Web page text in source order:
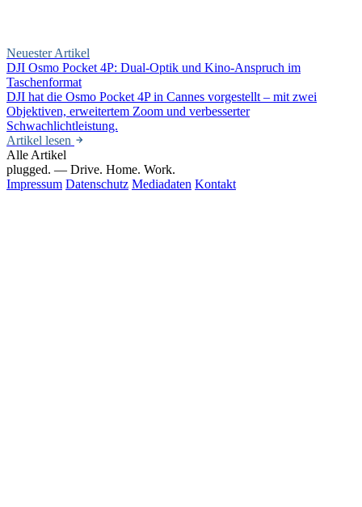
Neuester Artikel
DJI Osmo Pocket 4P: Dual-Optik und Kino-Anspruch im
Taschenformat
DJI hat die Osmo Pocket 4P in Cannes vorgestellt – mit zwei
Objektiven, erweitertem Zoom und verbesserter
Schwachlichtleistung.
Artikel lesen
Alle Artikel
plugged. — Drive. Home. Work.
Impressum Datenschutz Mediadaten Kontakt